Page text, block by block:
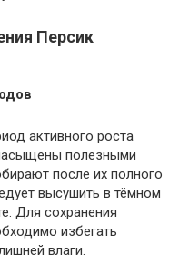
Персик
активного роста
полезными
после их полного
высушить в тёмном
Для сохранения
избегать
влаги.